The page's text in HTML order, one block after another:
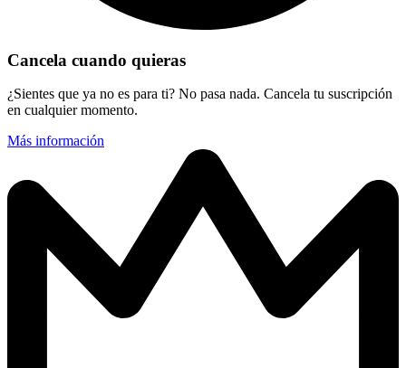
Cancela cuando quieras
¿Sientes que ya no es para ti? No pasa nada. Cancela tu suscripción
en cualquier momento.
Más información